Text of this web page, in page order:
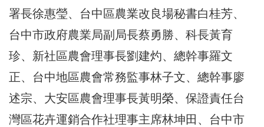
署長徐惠瑩、台中區農業改良場秘書白桂芳、
台中市政府農業局副局長蔡勇勝、科長黃育
珍、新社區農會理事長劉建灼、總幹事羅文
正、台中地區農會常務監事林子文、總幹事廖
述宗、大安區農會理事長黃明榮、保證責任台
灣區花卉運銷合作社理事主席林坤田、台中市